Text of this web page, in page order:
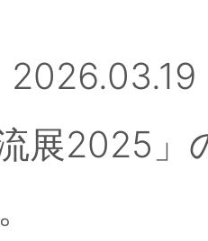
2026.03.19
流展2025